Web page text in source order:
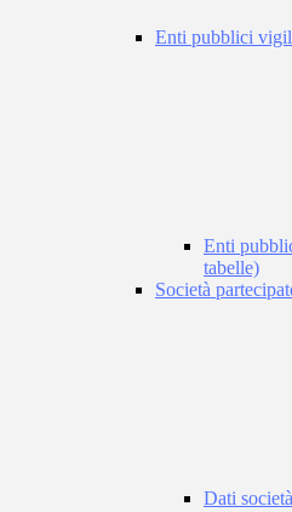
Enti pubblici
Enti
tabelle)
Società
Dati